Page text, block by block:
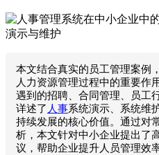
本文结合真实的员工管理案例
人力资源管理过程中的重要作
遇到的招聘、合同管理、员工
详述了 人事系统演示、系统维
持续发展的核心价值。通过对
析，本文针对中小企业提出了
议，帮助企业提升人员管理效